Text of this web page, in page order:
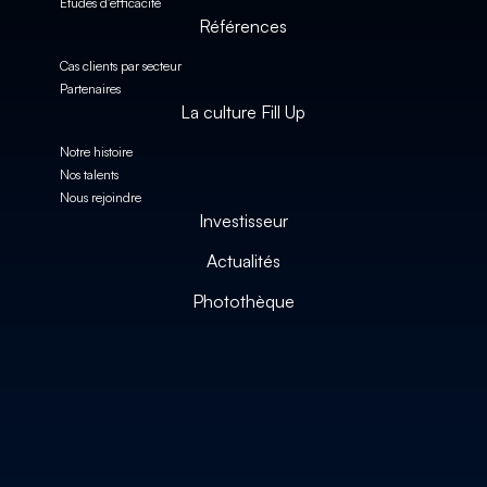
Références
Cas clients par secteur
Partenaires
La culture Fill Up
Notre histoire
Nos talents
Nous rejoindre
Investisseur
Actualités
Photothèque